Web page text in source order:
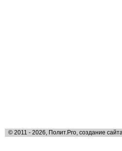
© 2011 - 2026, Полит.Pro, создание